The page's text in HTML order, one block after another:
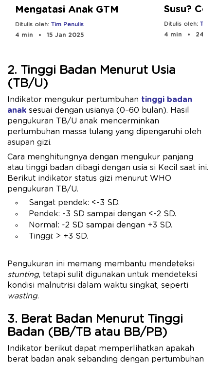
Mengatasi Anak GTM
Ditulis oleh: Tim Penulis
4 min
15 Jan 2025
Susu?
Cara Ini
Ditulis oleh: Tim
4 min
24
2. Tinggi Badan Menurut Usia
(TB/U)
Indikator mengukur pertumbuhan tinggi badan
anak sesuai dengan usianya (0–60 bulan). Hasil
pengukuran TB/U anak mencerminkan
pertumbuhan massa tulang yang dipengaruhi oleh
asupan gizi.
Cara menghitungnya dengan mengukur panjang
atau tinggi badan dibagi dengan usia si Kecil saat ini.
Berikut indikator status gizi menurut WHO
pengukuran TB/U.
Sangat pendek: <-3 SD.
Pendek: -3 SD sampai dengan <-2 SD.
Normal: -2 SD sampai dengan +3 SD.
Tinggi: > +3 SD.
Pengukuran ini memang membantu mendeteksi
stunting, tetapi sulit digunakan untuk mendeteksi
kondisi malnutrisi dalam waktu singkat, seperti
wasting.
3. Berat Badan Menurut Tinggi
Badan (BB/TB atau BB/PB)
Indikator berikut dapat memperlihatkan apakah
berat badan anak sebanding dengan pertumbuhan